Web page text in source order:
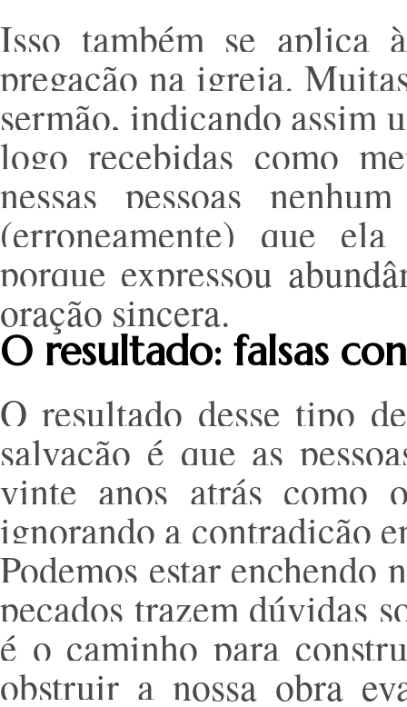
Isso também se aplica
pregação na igreja.
sermão, indicando assim
logo recebidas como
nessas pessoas
(erroneamente) que
porque expressou
oração sincera.
O resultado: falsas
O resultado desse tipo
salvação é que as
vinte anos atrás como
ignorando a contradição
Podemos estar enchendo
pecados trazem dúvidas
é o caminho para
obstruir a nossa obra